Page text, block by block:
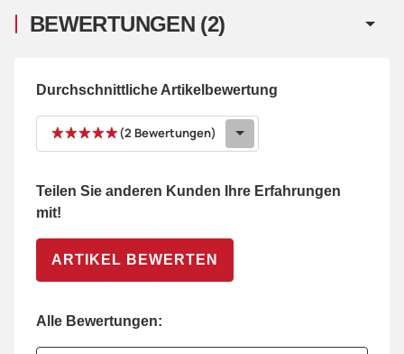
BEWERTUNGEN (2)
Durchschnittliche Artikelbewertung
(2 Bewertungen)
Teilen Sie anderen Kunden Ihre Erfahrungen
mit!
ARTIKEL BEWERTEN
Alle Bewertungen: